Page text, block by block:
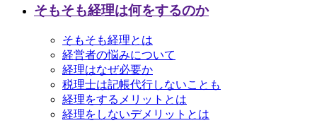
そもそも経理は何をするのか
そもそも経理とは
経営者の悩みについて
経理はなぜ必要か
税理士は記帳代行しないことも
経理をするメリットとは
経理をしないデメリットとは